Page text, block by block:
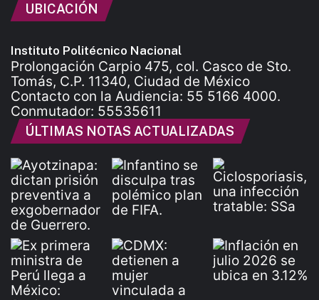
UBICACIÓN
Instituto Politécnico Nacional
Prolongación Carpio 475, col. Casco de Sto.
Tomás, C.P. 11340, Ciudad de México
Contacto con la Audiencia: 55 5166 4000.
Conmutador: 55535611
ÚLTIMAS NOTAS ACTUALIZADAS